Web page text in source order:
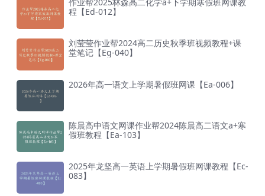
程【Ed-012】
刘莹莹作业帮2024高二历史秋季班视频教程+课
堂笔记【Eg-040】
2026年高一语文上学期暑假班网课【Ea-006】
陈晨高中语文网课作业帮2024陈晨高二语文a+寒
假班教程【Ea-103】
2025年龙坚高一英语上学期暑假班网课教程【Ec-
083】